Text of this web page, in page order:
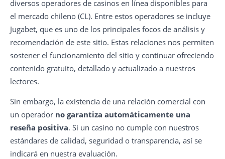
diversos operadores de casinos en línea disponibles para
el mercado chileno (CL). Entre estos operadores se incluye
Jugabet, que es uno de los principales focos de análisis y
recomendación de este sitio. Estas relaciones nos permiten
sostener el funcionamiento del sitio y continuar ofreciendo
contenido gratuito, detallado y actualizado a nuestros
lectores.
Sin embargo, la existencia de una relación comercial con
un operador no garantiza automáticamente una
reseña positiva. Si un casino no cumple con nuestros
estándares de calidad, seguridad o transparencia, así se
indicará en nuestra evaluación.